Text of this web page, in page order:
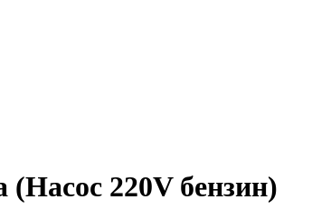
(Насос 220V бензин)